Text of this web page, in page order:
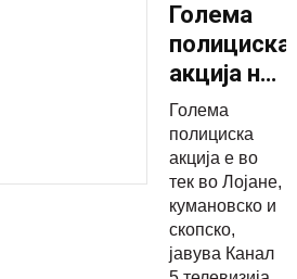
Голема
полициска
акција на
МВР во
Голема
полициска
акција е во
тек во Лојане,
кумановско и
скопско,
јавува Канал